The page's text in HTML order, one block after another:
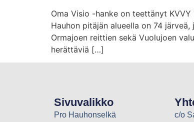
Oma Visio -hanke on teettänyt
Hauhon pitäjän alueella on 74
Ormajoen reittien sekä Vuolujoen
herättäviä […]
Sivuvalikko
Pro Hauhonselkä
c/o